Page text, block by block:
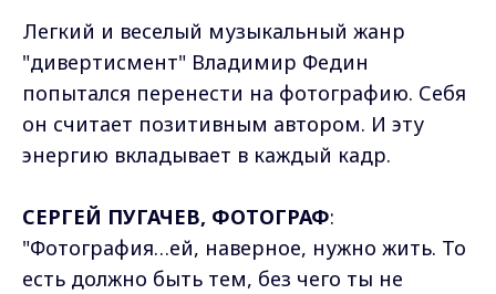
Легкий и веселый музыкальный жанр
"дивертисмент" Владимир Федин
попытался перенести на фотографию. Себя
он считает позитивным автором. И эту
энергию вкладывает в каждый кадр.
СЕРГЕЙ ПУГАЧЕВ, ФОТОГРАФ:
"Фотография…ей, наверное, нужно жить. То
есть должно быть тем, без чего ты не